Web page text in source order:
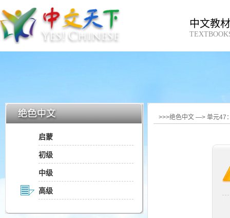
中文教
启蒙
初级
中级
高级
>>>绝色中文 —> 单元47